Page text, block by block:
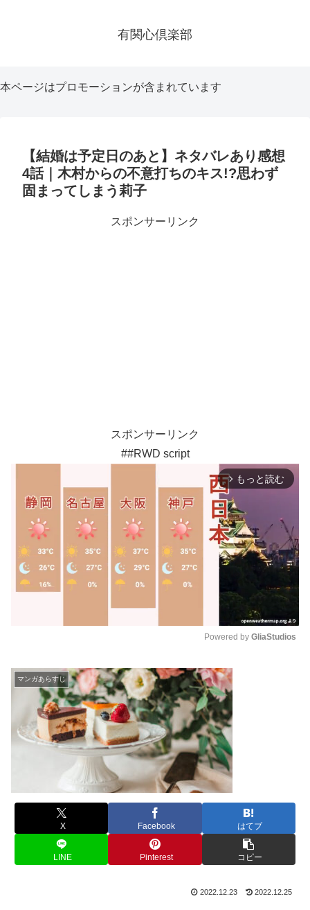
有関心倶楽部
本ページはプロモーションが含まれています
【結婚は予定日のあと】ネタバレあり感想
4話｜木村からの不意打ちのキス!?思わず
固まってしまう莉子
スポンサーリンク
スポンサーリンク
##RWD script
arrow_forward_ios もっと読む
Powered by GliaStudios
マンガあらすじ
X Facebook はてブ
LINE Pinterest コピー
2022.12.23 2022.12.25